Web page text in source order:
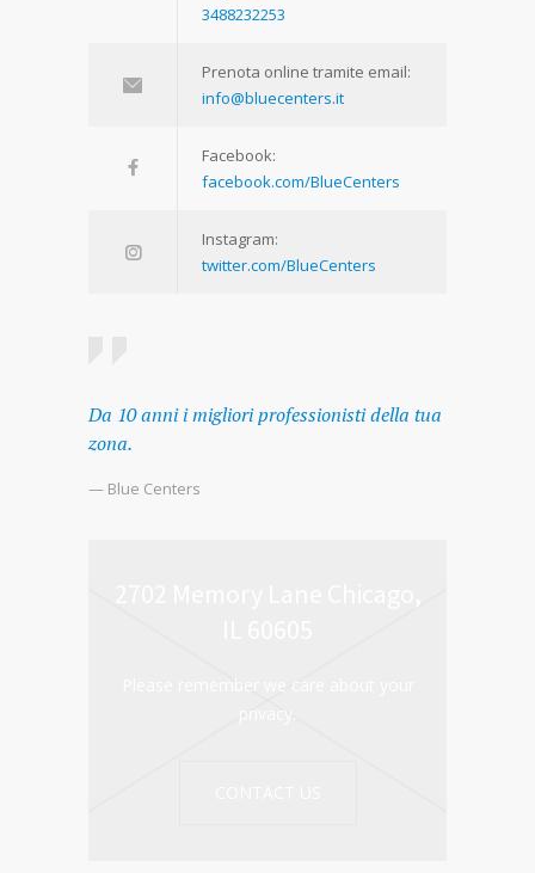
3488232253
Prenota online tramite email:
info@bluecenters.it
Facebook:
facebook.com/BlueCenters
Instagram:
twitter.com/BlueCenters
Da 10 anni i migliori professionisti della tua
zona.
— Blue Centers
Please remember we care about your
privacy.